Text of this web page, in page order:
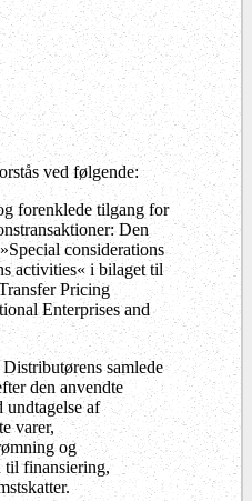
ved følgende:
forenklede tilgang for
Den
considerations
activities« i bilaget til
Pricing
Enterprises and
samlede
den anvendte
undtagelse af
varer,
og
til finansiering,